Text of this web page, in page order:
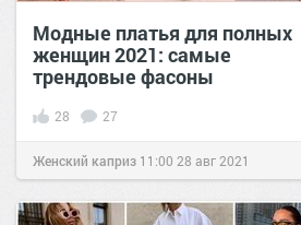
Модные платья для полных
женщин 2021: самые
трендовые фасоны
28 27
Женский каприз 11:00 28 авг 2021